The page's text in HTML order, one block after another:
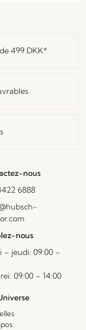
499 DKK*
nous
6888
nous
– jeudi: 09:00 –
09:00 – 14:00